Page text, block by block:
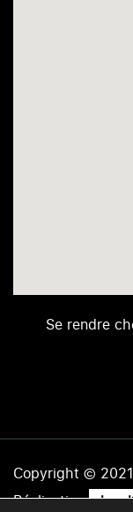
Se rendre
Copyright ©
Réalisation .